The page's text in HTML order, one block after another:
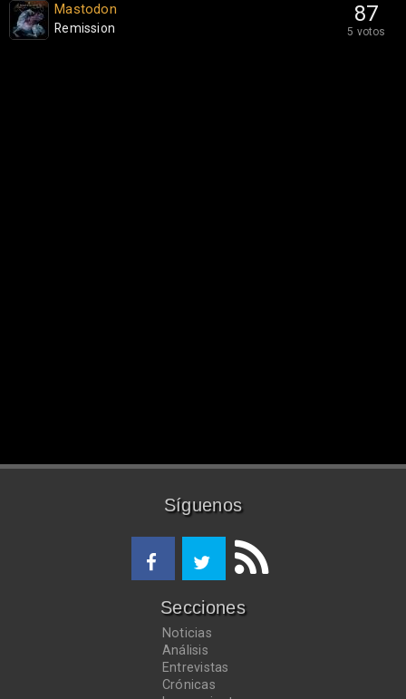
87
5 votos
Mastodon
Remission
Síguenos
Secciones
Noticias
Análisis
Entrevistas
Crónicas